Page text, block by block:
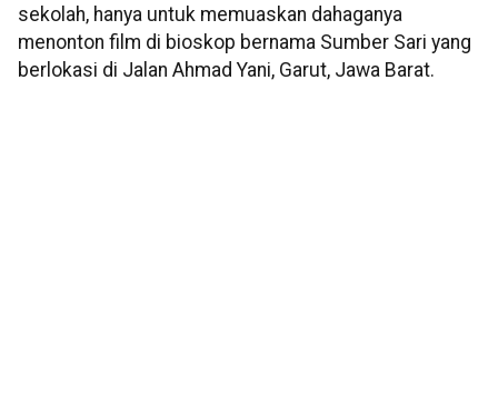
sekolah, hanya untuk memuaskan dahaganya
menonton film di bioskop bernama Sumber Sari yang
berlokasi di Jalan Ahmad Yani, Garut, Jawa Barat.